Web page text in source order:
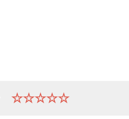
☆☆☆☆☆